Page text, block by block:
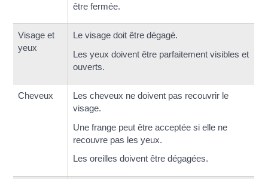
être fermée.
Visage et
yeux
Le visage doit être dégagé.
Les yeux doivent être parfaitement visibles et
ouverts.
Cheveux
Les cheveux ne doivent pas recouvrir le
visage.
Une frange peut être acceptée si elle ne
recouvre pas les yeux.
Les oreilles doivent être dégagées.